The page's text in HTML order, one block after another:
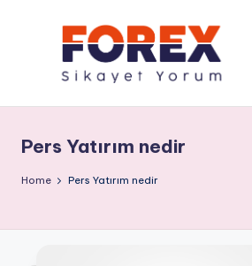
Pers Yatırım nedir
Home Pers Yatırım nedir